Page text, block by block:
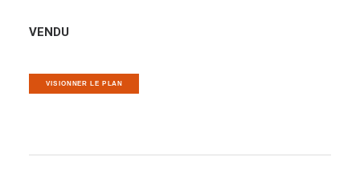
VENDU
VISIONNER LE PLAN